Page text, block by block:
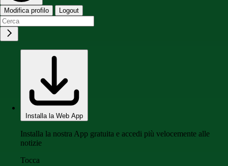
Modifica profilo Logout
Installa la Web App
Installa la nostra App gratuita e accedi più velocemente alle
notizie
Tocca